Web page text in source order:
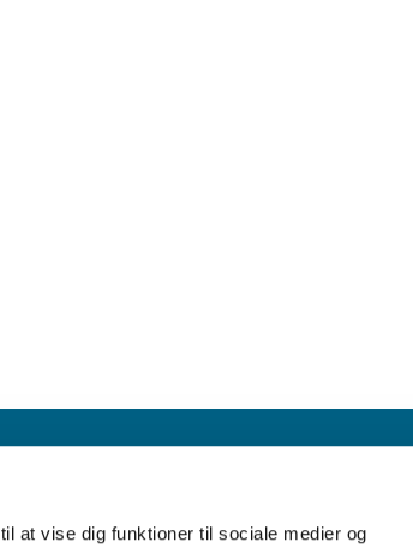
at vise dig funktioner til sociale medier og
Kirke